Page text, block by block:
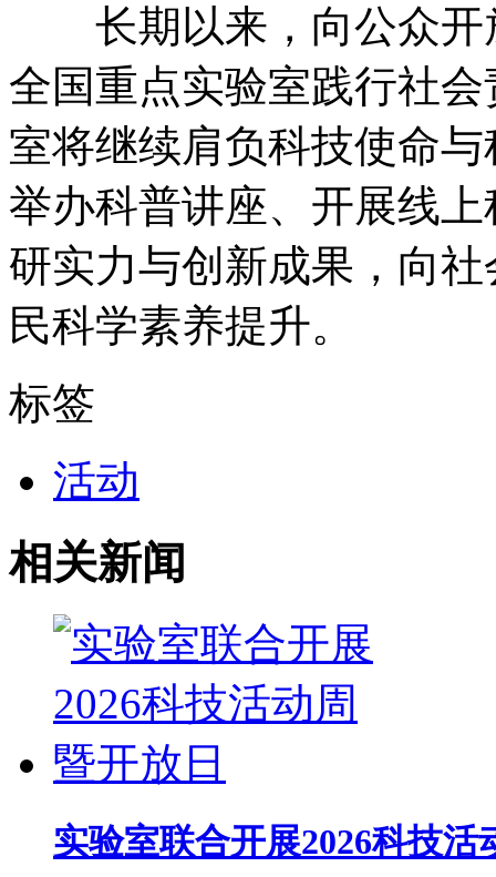
长期以来，向公众开
全国重点实验室践行社
室将继续肩负科技使命
举办科普讲座、开展线
研实力与创新成果，向
民科学素养提升。
标签
活动
相关新闻
实验室联合开展2026科技活